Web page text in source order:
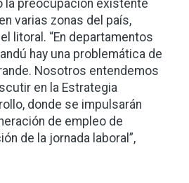
la preocupación existente
varias zonas del país,
litoral. “En departamentos
hay una problemática de
Nosotros entendemos
en la Estrategia
donde se impulsarán
de empleo de
de la jornada laboral”,